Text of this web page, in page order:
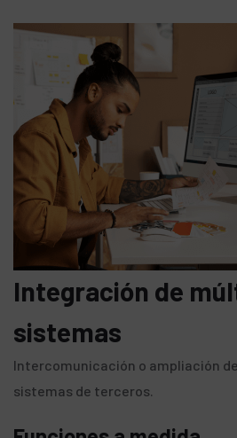
Integración de
sistemas
Intercomunicación o ampliación
sistemas de terceros.